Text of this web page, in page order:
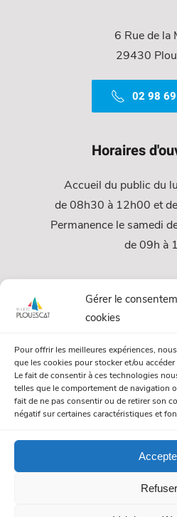
Gérer le
cookies
Pour offrir les meilleures expériences,
que les cookies pour stocker et/ou
Le fait de consentir à ces technologies
telles que le comportement de navigation
fait de ne pas consentir ou de retirer son
négatif sur certaines caractéristiques et
Refuser
6 Rue de la
29430
02 98
Horaires
Accueil du public du
de 08h30 à 12h00 et
Permanence le samedi
de 09h à
Papiers et
Numéros
© Mairie de Plouescat. Tous droits
Politique de gestion des cookies/